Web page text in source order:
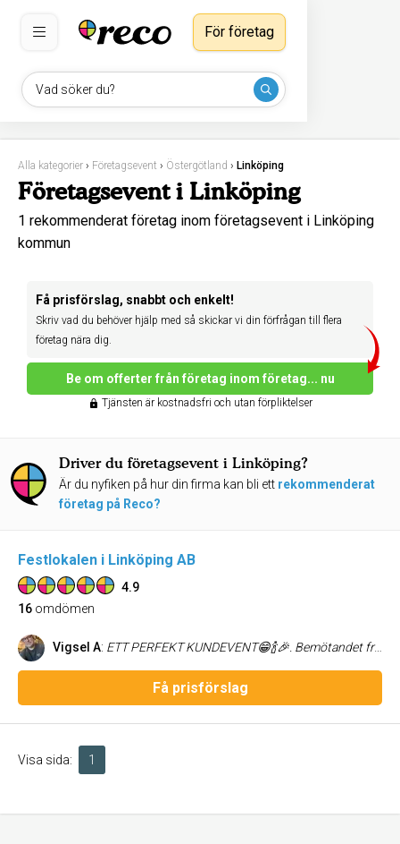
Vad söker du?
För företag
Alla kategorier › Företagsevent › Östergötland › Linköping
Företagsevent i Linköping
1 rekommenderat företag inom företagsevent i Linköping
kommun
Få prisförslag, snabbt och enkelt!
Skriv vad du behöver hjälp med så skickar vi din förfrågan till flera
företag nära dig.
Be om offerter från företag inom företag... nu
Tjänsten är kostnadsfri och utan förpliktelser
Driver du företagsevent i Linköping?
Är du nyfiken på hur din firma kan bli ett rekommenderat
företag på Reco?
Festlokalen i Linköping AB
4.9
16 omdömen
Vigsel A: ETT PERFEKT KUNDEVENT😁🍾🎉. Bemötandet från personalen har varit väldigt bra, dom gjorde verkligen allt för att vara tillmötesgående med våra önskemål och sköt även in idéer som blev toppenbra, som att ha våran pianist på utescenen när gästerna satt och åt i det vackra vädret. Lokalerna är säkert perfekta för många händelser, aw, kundevent, födelsedagar, bröllop, kompisgäng mm. Att kunna ha middagen i en del och att sen gästerna flyttar över till bardelen med biljard, shuffleboard, pingis, dart, och musikanläggning det var suveränt då alla slipper stöket efter maten. Hörde att dom nu också skaffat karaoke vilket jag tror mina gäster skulle ha uppskattat. Jag hyrde hela stället för mitt kundevent, det var 70 personer bjudna och allt fungerade förträffligt bra med bra kök, bra med toaletter, fina lokaler och att alla hittade något att göra. Det råder ingen tvekan om att jag skulle välja festlokalen för fler arrangemang i framtiden. Ett stort tack till Josefin på festlokalen som hjälpte till på bästa sätt. Tack också till Laszlos krog för toppenmat. På återseende. Johan Lindh Vigsel och Design AB
Få prisförslag
Visa sida: 1